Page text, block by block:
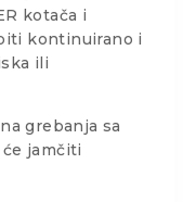
kotača i
kontinuirano i
ili
grebanja sa
jamčiti